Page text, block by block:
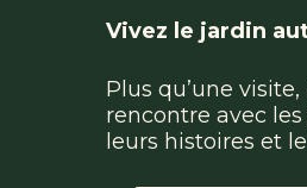
Vivez le jardin
Plus qu’une visite,
rencontre avec
leurs histoires et